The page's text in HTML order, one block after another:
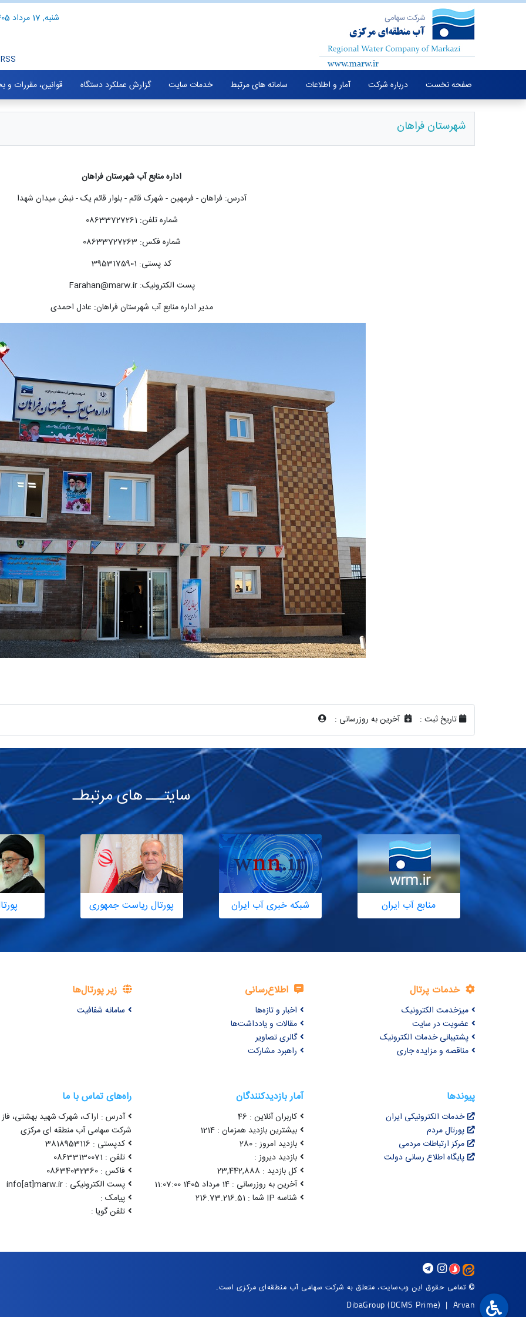
شنبه, 17 مرداد 1405
RSS
صفحه نخست درباره شرکت آمار و اطلاعات سامانه های مرتبط خدمات سایت گزارش عملکرد دستگاه قوانین، مقررات و
شهرستان فراهان
اداره منابع آب شهرستان فراهان
آدرس: فراهان - فرمهین - شهرک قائم - بلوار قائم یک - نبش میدان شهدا
شماره تلفن: 08633727261
شماره فکس: 08633727263
کد پستی: 3953175901
پست الکترونیک: Farahan@marw.ir
مدیر اداره منابع آب شهرستان فراهان: عادل احمدی
تاریخ ثبت : آخرین به روزرسانی :
سایتـــ های مرتبطـ
منابع آب ایران شبکه خبری آب ایران پورتال ریاست جمهوری
خدمات پرتال
میزخدمت الکترونیک
عضویت در سایت
پشتیبانی خدمات الکترونیک
مناقصه و مزایده جاری
اطلاع‌رسانی
اخبار و تازه‌ها
مقالات و یادداشت‌ها
گالری تصاویر
راهبرد مشارکت
زیر پورتال‌ها
سامانه شفافیت
پیوندها
خدمات الکترونیکی ایران
پورتال مردم
مرکز ارتباطات مردمی
پایگاه اطلاع رسانی دولت
آمار بازدیدکنندگان
کاربران آنلاین : 46
بیشترین بازدید همزمان : 1214
بازدید امروز : 280
بازدید دیروز :
کل بازدید : 23,442,888
آخرین به روزرسانی : 14 مرداد 1405 11:07:00
شناسه IP شما : 216.73.216.51
راه‌های تماس با ما
آدرس : اراک، شهرک شهید بهشتی،
شرکت سهامی آب منطقه ای مرکزی
کدپستی : 3818953116
تلفن : 08633130071
فاکس : 08634032360
پست الکترونیکی : info[at]marw.ir
پیامک :
تلفن گویا :
© تمامی حقوق این وب‌سایت، متعلق به شرکت سهامی آب منطقه‌ای مرکزی است.
DibaGroup (DCMS Prime) | Arvan